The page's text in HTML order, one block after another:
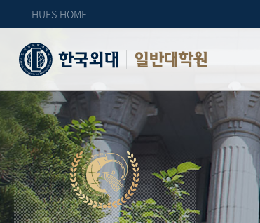
HUFS HOME
일반대학원